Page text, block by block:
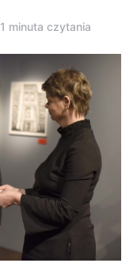
1 minuta czytania